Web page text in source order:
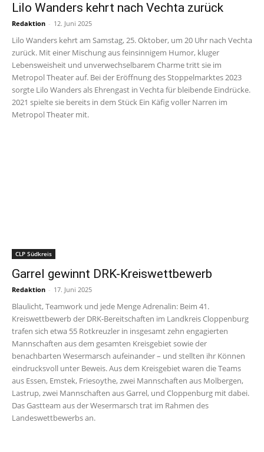
Lilo Wanders kehrt nach Vechta zurück
Redaktion - 12. Juni 2025
Lilo Wanders kehrt am Samstag, 25. Oktober, um 20 Uhr nach Vechta
zurück. Mit einer Mischung aus feinsinnigem Humor, kluger
Lebensweisheit und unverwechselbarem Charme tritt sie im
Metropol Theater auf. Bei der Eröffnung des Stoppelmarktes 2023
sorgte Lilo Wanders als Ehrengast in Vechta für bleibende Eindrücke.
2021 spielte sie bereits in dem Stück Ein Käfig voller Narren im
Metropol Theater mit.
CLP Südkreis
Garrel gewinnt DRK-Kreiswettbewerb
Redaktion - 17. Juni 2025
Blaulicht, Teamwork und jede Menge Adrenalin: Beim 41.
Kreiswettbewerb der DRK-Bereitschaften im Landkreis Cloppenburg
trafen sich etwa 55 Rotkreuzler in insgesamt zehn engagierten
Mannschaften aus dem gesamten Kreisgebiet sowie der
benachbarten Wesermarsch aufeinander – und stellten ihr Können
eindrucksvoll unter Beweis. Aus dem Kreisgebiet waren die Teams
aus Essen, Emstek, Friesoythe, zwei Mannschaften aus Molbergen,
Lastrup, zwei Mannschaften aus Garrel, und Cloppenburg mit dabei.
Das Gastteam aus der Wesermarsch trat im Rahmen des
Landeswettbewerbs an.